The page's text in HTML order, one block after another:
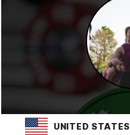
UNITED STATES